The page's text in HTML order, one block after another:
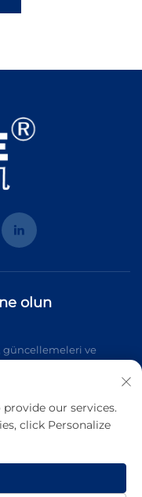
olun
güncellemeleri ve
Abone Ol
Co.,ltd. Tüm hakları
our services.
click Personalize